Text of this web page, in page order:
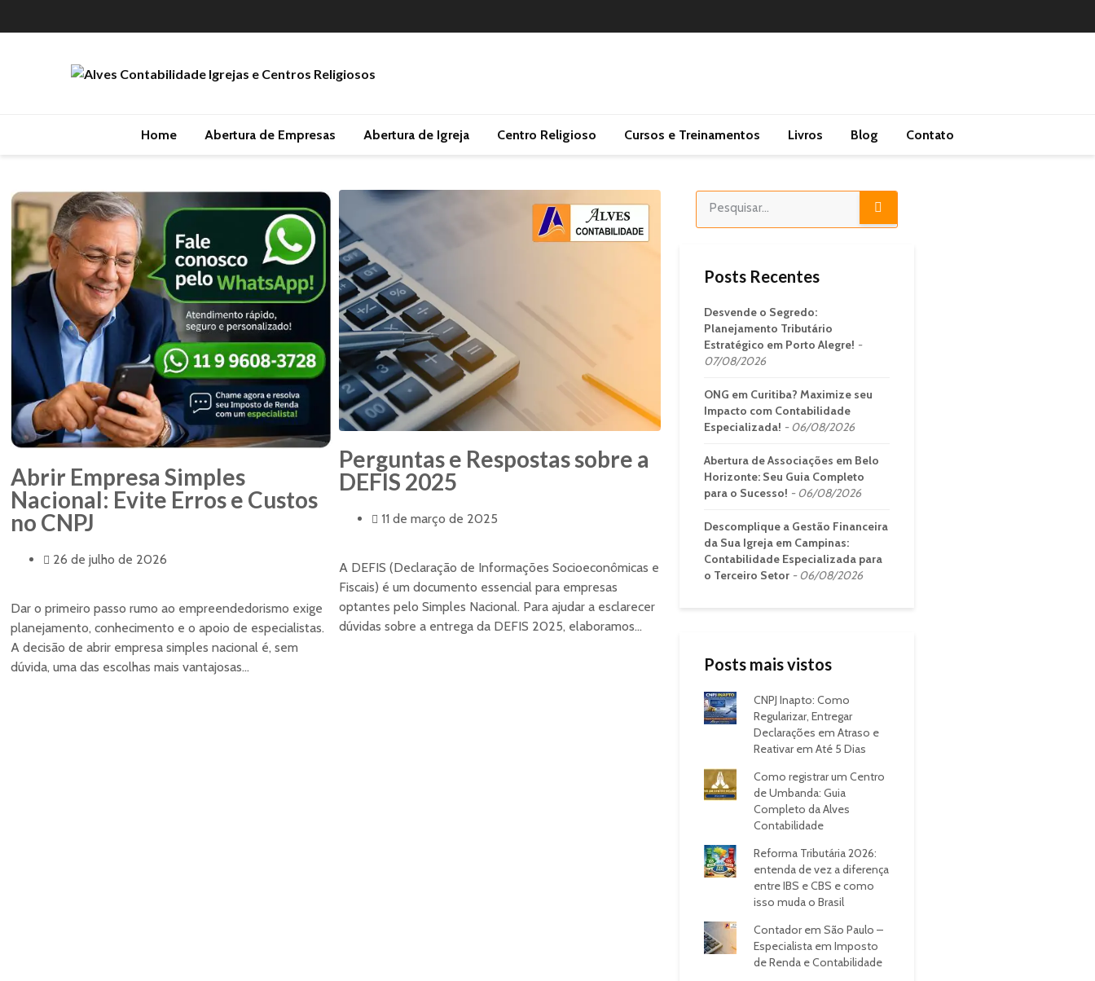
Home Abertura de Empresas Abertura de Igreja Centro Religioso Cursos e Treinamentos Livros Blog Contato
Abrir Empresa Simples
Nacional: Evite Erros e Custos
no CNPJ
26 de julho de 2026
Dar o primeiro passo rumo ao empreendedorismo exige
planejamento, conhecimento e o apoio de especialistas.
A decisão de abrir empresa simples nacional é, sem
dúvida, uma das escolhas mais vantajosas...
Perguntas e Respostas sobre a
DEFIS 2025
11 de março de 2025
A DEFIS (Declaração de Informações Socioeconômicas e
Fiscais) é um documento essencial para empresas
optantes pelo Simples Nacional. Para ajudar a esclarecer
dúvidas sobre a entrega da DEFIS 2025, elaboramos...
Posts Recentes
Desvende o Segredo:
Planejamento Tributário
Estratégico em Porto Alegre!
07/08/2026
ONG em Curitiba? Maximize seu
Impacto com Contabilidade
Especializada!
06/08/2026
Abertura de Associações em Belo
Horizonte: Seu Guia Completo
para o Sucesso!
06/08/2026
Descomplique a Gestão Financeira
da Sua Igreja em Campinas:
Contabilidade Especializada para
o Terceiro Setor
06/08/2026
Posts mais vistos
CNPJ Inapto: Como
Regularizar, Entregar
Declarações em Atraso e
Reativar em Até 5 Dias
Como registrar um Centro
de Umbanda: Guia
Completo da Alves
Contabilidade
Reforma Tributária 2026:
entenda de vez a diferença
entre IBS e CBS e como
isso muda o Brasil
Contador em São Paulo –
Especialista em Imposto
de Renda e Contabilidade